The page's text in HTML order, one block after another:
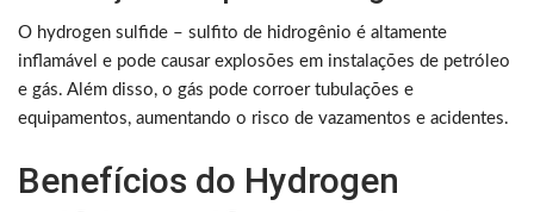
O hydrogen sulfide – sulfito de hidrogênio é altamente
inflamável e pode causar explosões em instalações de petróleo
e gás. Além disso, o gás pode corroer tubulações e
equipamentos, aumentando o risco de vazamentos e acidentes.
Benefícios do Hydrogen